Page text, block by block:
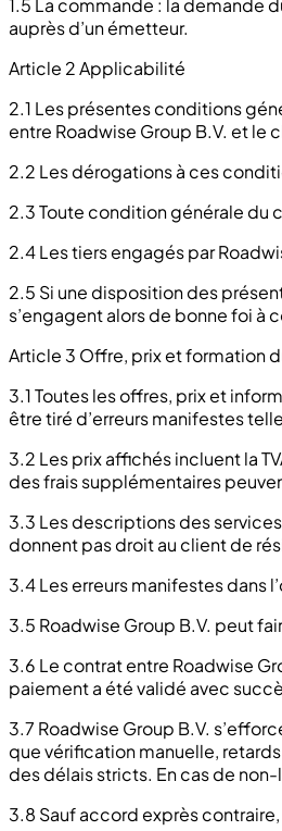
1.5 La commande : la demande
auprès d’un émetteur.
Article 2 Applicabilité
2.1 Les présentes conditions
entre Roadwise Group B.V. et le
2.2 Les dérogations à ces
2.3 Toute condition générale du
2.4 Les tiers engagés par
2.5 Si une disposition des
s’engagent alors de bonne foi à
Article 3 Offre, prix et formation
3.1 Toutes les offres, prix et
être tiré d’erreurs manifestes
3.2 Les prix affichés incluent la
des frais supplémentaires
3.3 Les descriptions des
donnent pas droit au client de
3.4 Les erreurs manifestes dans
3.5 Roadwise Group B.V. peut
3.6 Le contrat entre Roadwise
paiement a été validé avec
3.7 Roadwise Group B.V.
que vérification manuelle,
des délais stricts. En cas de
3.8 Sauf accord exprès